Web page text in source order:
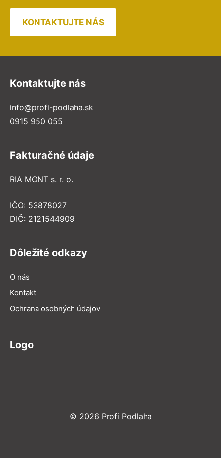
KONTAKTUJTE NÁS
Kontaktujte nás
info@profi-podlaha.sk
0915 950 055
Fakturačné údaje
RIA MONT s. r. o.
IČO: 53878027
DIČ: 2121544909
Dôležité odkazy
O nás
Kontakt
Ochrana osobných údajov
Logo
© 2026 Profi Podlaha